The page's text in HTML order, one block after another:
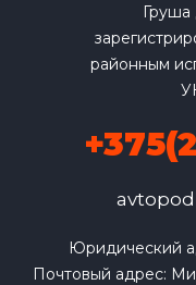
Груша
районным
Юридический
Почтовый адрес: